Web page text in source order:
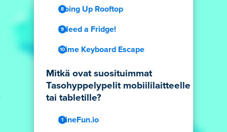
Going Up Rooftop
I Need a Fridge!
Slime Keyboard Escape
Mitkä ovat suosituimmat
Tasohyppelypelit mobiililaitteelle
tai tabletille?
MineFun.io